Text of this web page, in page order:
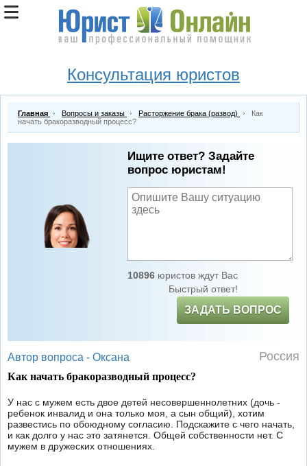
Консультация юристов
Главная Вопросы и заказы Расторжение брака (развод)
Как
начать бракоразводный процесс?
Ищите ответ? Задайте
вопрос юристам!
10896юристов ждут Вас
Быстрый ответ!
ЗАДАТЬ ВОПРОС
Автор вопроса - Оксана Россия
Как начать бракоразводный процесс?
У нас с мужем есть двое детей несовершеннолетних (дочь -
ребенок инвалид и она только моя, а сын общий), хотим
развестись по обоюдному согласию. Подскажите с чего начать,
и как долго у нас это затянется. Общей собственности нет. С
мужем в дружеских отношениях.